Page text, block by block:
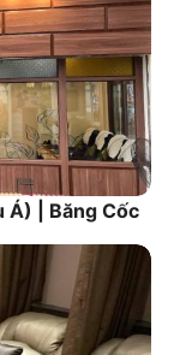
Á) | Băng Cốc